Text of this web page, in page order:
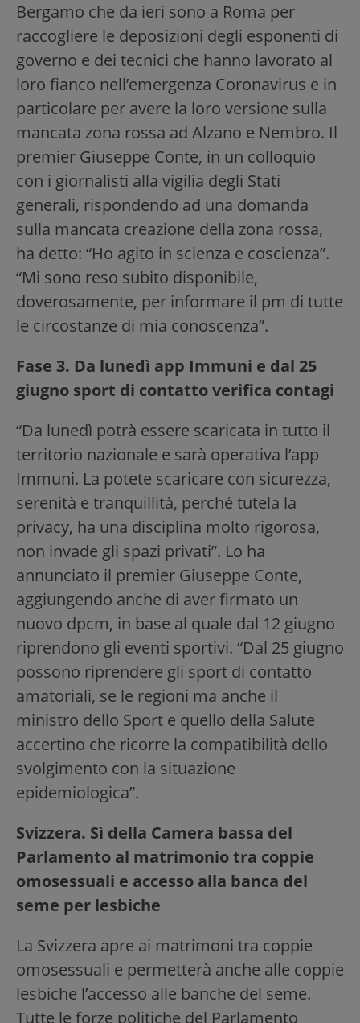
Bergamo che da ieri sono a Roma per
raccogliere le deposizioni degli esponenti di
governo e dei tecnici che hanno lavorato al
loro fianco nell’emergenza Coronavirus e in
particolare per avere la loro versione sulla
mancata zona rossa ad Alzano e Nembro. Il
premier Giuseppe Conte, in un colloquio
con i giornalisti alla vigilia degli Stati
generali, rispondendo ad una domanda
sulla mancata creazione della zona rossa,
ha detto: “Ho agito in scienza e coscienza”.
“Mi sono reso subito disponibile,
doverosamente, per informare il pm di tutte
le circostanze di mia conoscenza”.
Fase 3. Da lunedì app Immuni e dal 25
giugno sport di contatto verifica contagi
“Da lunedì potrà essere scaricata in tutto il
territorio nazionale e sarà operativa l’app
Immuni. La potete scaricare con sicurezza,
serenità e tranquillità, perché tutela la
privacy, ha una disciplina molto rigorosa,
non invade gli spazi privati”. Lo ha
annunciato il premier Giuseppe Conte,
aggiungendo anche di aver firmato un
nuovo dpcm, in base al quale dal 12 giugno
riprendono gli eventi sportivi. “Dal 25 giugno
possono riprendere gli sport di contatto
amatoriali, se le regioni ma anche il
ministro dello Sport e quello della Salute
accertino che ricorre la compatibilità dello
svolgimento con la situazione
epidemiologica”.
Svizzera. Sì della Camera bassa del
Parlamento al matrimonio tra coppie
omosessuali e accesso alla banca del
seme per lesbiche
La Svizzera apre ai matrimoni tra coppie
omosessuali e permetterà anche alle coppie
lesbiche l’accesso alle banche del seme.
Tutte le forze politiche del Parlamento